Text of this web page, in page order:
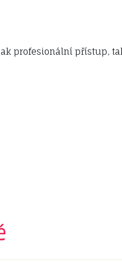
profesionální přístup,